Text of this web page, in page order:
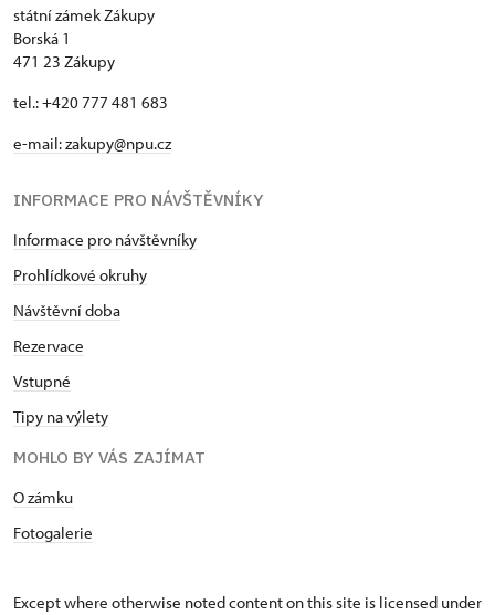
státní zámek Zákupy
Borská 1
471 23 Zákupy
tel.: +420 777 481 683
e-mail: zakupy@npu.cz
INFORMACE PRO NÁVŠTĚVNÍKY
Informace pro návštěvníky
Prohlídkové okruhy
Návštěvní doba
Rezervace
Vstupné
Tipy na výlety
MOHLO BY VÁS ZAJÍMAT
O zámku
Fotogalerie
Except where otherwise noted content on this site is licensed under